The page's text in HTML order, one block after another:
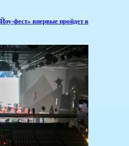
фест» впервые пройдет в